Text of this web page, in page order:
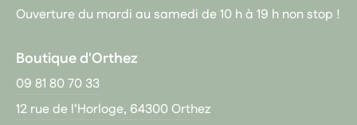
Ouverture du mardi au samedi de 10 h à 19 h non stop !
Boutique d'Orthez
09 81 80 70 33
12 rue de l’Horloge, 64300 Orthez